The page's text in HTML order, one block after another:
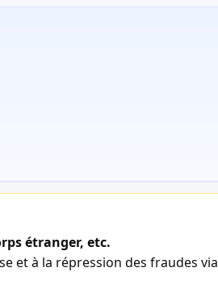
étranger, etc.
et à la répression des fraudes via